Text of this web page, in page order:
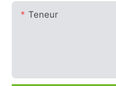
Teneur